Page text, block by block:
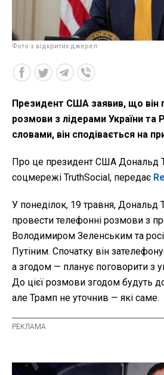
Фото з відкритих джерел
Президент США заявив, що він
розмови з лідерами України та
словами, він сподівається на
Про це президент США Дональд
соцмережі TruthSocial, передає
У понеділок, 19 травня, Дональд
провести телефонні розмови з
Володимиром Зеленським та
Путіним. Спочатку він
а згодом — планує поговорити з
До цієї розмови згодом будуть
але Трамп не уточнив — які саме.